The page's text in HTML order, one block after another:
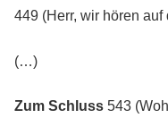
449 (Herr, wir hören auf
(…)
Zum Schluss 543